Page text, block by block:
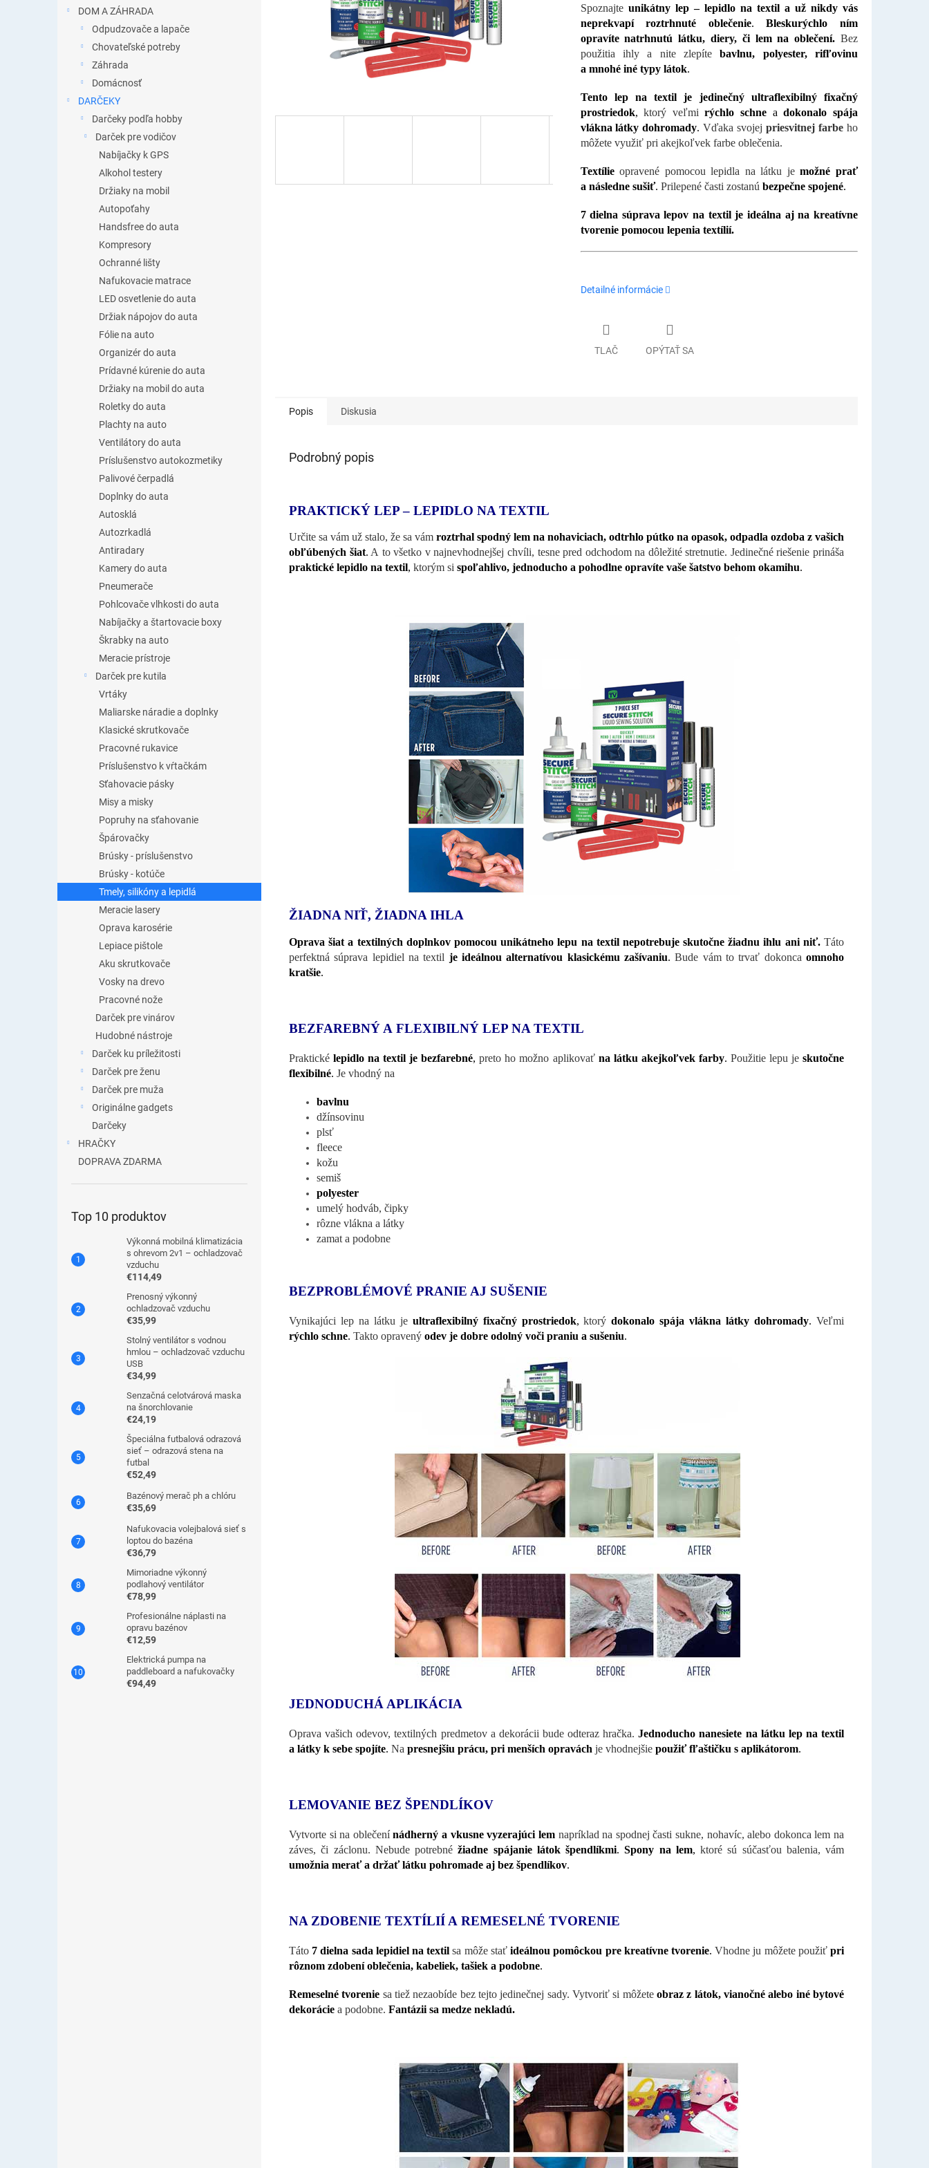
DOM A ZÁHRADA
Odpudzovače a lapače
Chovateľské potreby
Záhrada
Domácnosť
DARČEKY
Darčeky podľa hobby
Darček pre vodičov
Nabíjačky k GPS
Alkohol testery
Držiaky na mobil
Autopoťahy
Handsfree do auta
Kompresory
Ochranné lišty
Nafukovacie matrace
LED osvetlenie do auta
Držiak nápojov do auta
Fólie na auto
Organizér do auta
Prídavné kúrenie do auta
Držiaky na mobil do auta
Roletky do auta
Plachty na auto
Ventilátory do auta
Príslušenstvo autokozmetiky
Palivové čerpadlá
Doplnky do auta
Autosklá
Autozrkadlá
Antiradary
Kamery do auta
Pneumerače
Pohlcovače vlhkosti do auta
Nabíjačky a štartovacie boxy
Škrabky na auto
Meracie prístroje
Darček pre kutila
Vrtáky
Maliarske náradie a doplnky
Klasické skrutkovače
Pracovné rukavice
Príslušenstvo k vŕtačkám
Sťahovacie pásky
Misy a misky
Popruhy na sťahovanie
Špárovačky
Brúsky - príslušenstvo
Brúsky - kotúče
Tmely, silikóny a lepidlá
Meracie lasery
Oprava karosérie
Lepiace pištole
Aku skrutkovače
Vosky na drevo
Pracovné nože
Darček pre vinárov
Hudobné nástroje
Darček ku príležitosti
Darček pre ženu
Darček pre muža
Originálne gadgets
Darčeky
HRAČKY
DOPRAVA ZDARMA
Top 10 produktov
Výkonná mobilná klimatizácia
s ohrevom 2v1 – ochladzovač
vzduchu
€114,49
Prenosný výkonný
ochladzovač vzduchu
€35,99
Stolný ventilátor s vodnou
hmlou – ochladzovač vzduchu
USB
€34,99
Senzačná celotvárová maska
na šnorchlovanie
€24,19
Špeciálna futbalová odrazová
sieť – odrazová stena na
futbal
€52,49
Bazénový merač ph a chlóru
€35,69
Nafukovacia volejbalová sieť s
loptou do bazéna
€36,79
Mimoriadne výkonný
podlahový ventilátor
€78,99
Profesionálne náplasti na
opravu bazénov
€12,59
Elektrická pumpa na
paddleboard a nafukovačky
€94,49
Spoznajte unikátny lep – lepidlo na textil a už nikdy vás
neprekvapí roztrhnuté oblečenie.Bleskurýchlo ním
opravíte natrhnutú látku, diery, či lem na oblečení. Bez
použitia ihly a nite zlepítebavlnu, polyester, rifľovinu
a mnohé iné typy látok.
Tento lep na textil je jedinečný ultraflexibilný fixačný
prostriedok, ktorý veľmirýchlo schne adokonalo spája
vlákna látky dohromady. Vďaka svojejpriesvitnej farbeho
môžete využiť pri akejkoľvek farbe oblečenia.
Textílieopravené pomocou lepidla na látku jemožné prať
a následne sušiť. Prilepené časti zostanú bezpečne spojené.
7 dielna súprava lepov na textil je ideálna aj na kreatívne
tvorenie pomocou lepenia textílií.
Detailné informácie
TLAČ OPÝTAŤ SA
Popis Diskusia
Podrobný popis
PRAKTICKÝ LEP – LEPIDLO NA TEXTIL
Určite sa vám už stalo, že sa vám roztrhal spodný lem na nohaviciach, odtrhlo pútko na opasok, odpadla ozdoba z vašich
obľúbených šiat. A to všetko v najnevhodnejšej chvíli, tesne pred odchodom na dôležité stretnutie. Jedinečné riešenie prináša
praktické lepidlo na textil, ktorým si spoľahlivo, jednoducho a pohodlne opravíte vaše šatstvo behom okamihu.
ŽIADNA NIŤ, ŽIADNA IHLA
Oprava šiat a textilných doplnkov pomocou unikátneho lepu na textil nepotrebuje skutočne žiadnu ihlu ani niť. Táto
perfektná súprava lepidiel na textil je ideálnou alternatívou klasickému zašívaniu. Bude vám to trvať dokoncaomnoho
kratšie.
BEZFAREBNÝ A FLEXIBILNÝ LEP NA TEXTIL
Praktickélepidlo na textil je bezfarebné, preto ho možno aplikovať na látku akejkoľvek farby. Použitie lepu jeskutočne
flexibilné. Je vhodný na
bavlnu
džínsovinu
plsť
fleece
kožu
semiš
polyester
umelý hodváb, čipky
rôzne vlákna a látky
zamat a podobne
BEZPROBLÉMOVÉ PRANIE AJ SUŠENIE
Vynikajúci lep na látku je ultraflexibilný fixačný prostriedok, ktorýdokonalo spája vlákna látky dohromady. Veľmi
rýchlo schne. Takto opravený odev je dobre odolný voči praniu a sušeniu.
JEDNODUCHÁ APLIKÁCIA
Oprava vašich odevov, textilných predmetov a dekorácii bude odteraz hračka.Jednoducho nanesiete na látku lep na textil
a látky k sebe spojíte. Na presnejšiu prácu, pri menších opravách je vhodnejšie použiť fľaštičku s aplikátorom.
LEMOVANIE BEZ ŠPENDLÍKOV
Vytvorte si na oblečenínádherný a vkusne vyzerajúci lemnapríklad na spodnej časti sukne, nohavíc, alebo dokonca lem na
záves, či záclonu. Nebude potrebnéžiadne spájanie látok špendlíkmi.Spony na lem, ktoré sú súčasťou balenia, vám
umožnia merať a držať látku pohromade aj bez špendlíkov.
NA ZDOBENIE TEXTÍLIÍ A REMESELNÉ TVORENIE
Táto 7 dielna sada lepidiel na textil sa môže staťideálnou pomôckou pre kreatívne tvorenie. Vhodne ju môžete použiťpri
rôznom zdobení oblečenia, kabeliek, tašiek a podobne.
Remeselné tvorenie sa tiež nezaobíde bez tejto jedinečnej sady. Vytvoriť si môžeteobraz z látok, vianočné alebo iné bytové
dekorácie a podobne. Fantázii sa medze nekladú.